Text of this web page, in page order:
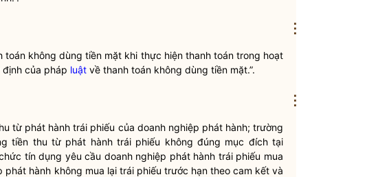
toán không dùng tiền mặt khi thực hiện thanh toán trong hoạt
của pháp luật về thanh toán không dùng tiền mặt.”.
từ phát hành trái phiếu của doanh nghiệp phát hành; trường
tiền thu từ phát hành trái phiếu không đúng mục đích tại
tín dụng yêu cầu doanh nghiệp phát hành trái phiếu mua
hành không mua lại trái phiếu trước hạn theo cam kết và
⋮
⋮